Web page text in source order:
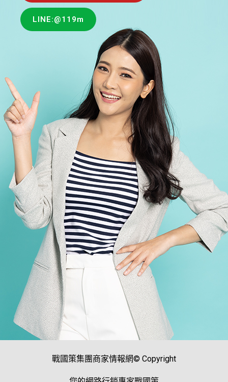
LINE:@119m
戰國策集團商家情報網© Copyright